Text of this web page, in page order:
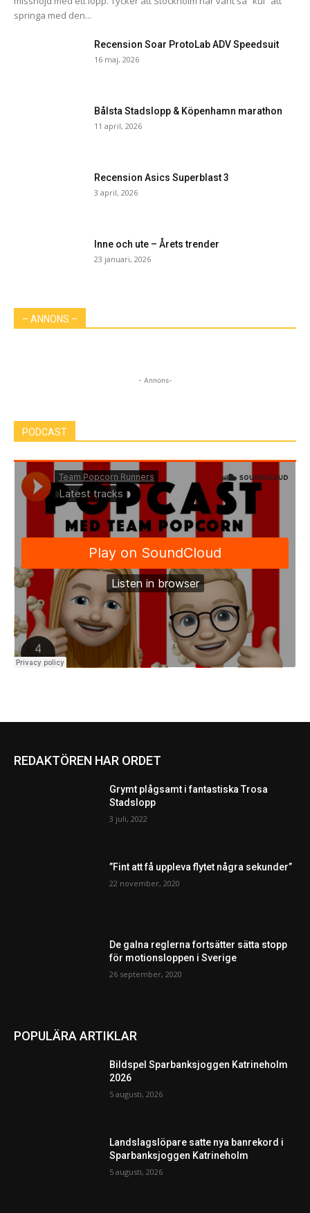
springa med den...
Recension Soar ProtoLab ADV Speedsuit
16 maj, 2026
Bålsta Stadslopp & Köpenhamn marathon
11 april, 2026
Recension Asics Superblast 3
3 april, 2026
Inne och ute – Årets trender
23 januari, 2026
– ANNONS –
- Annons-
PODCAST
REDAKTÖREN HAR ORDET
Grymt plågsamt i fantastiska Trosa
Stadslopp
3 juli, 2022
”Fint att få uppleva flytet några sekunder”
22 november, 2020
De galna reglerna fortsätter sätta stopp
för motionsloppen i Sverige
26 september, 2020
POPULÄRA ARTIKLAR
Bildspel Sparbanksjoggen Katrineholm
2026
5 augusti, 2026
Landslagslöpare satte nya banrekord i
Sparbanksjoggen Katrineholm
5 augusti, 2026